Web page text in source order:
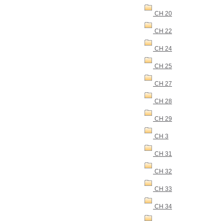
CH 20
CH 22
CH 24
CH 25
CH 27
CH 28
CH 29
CH 3
CH 31
CH 32
CH 33
CH 34